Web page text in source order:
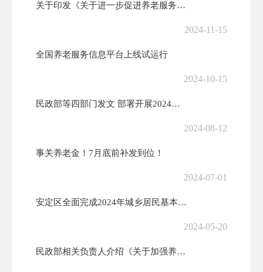
关于印发《关于进一步促进养老服务消费 提升老年人生活品质的若干措施》...
2024-11-15
全国养老服务信息平台上线试运行
2024-10-15
民政部等四部门发文 部署开展2024年全国敬老养老助老公益广告作品征...
2024-08-12
事关养老金！7月底前补发到位！
2024-07-01
安定区全面完成2024年城乡居民基本养老保险特殊困难群体首批代缴工作
2024-05-20
民政部相关负责人介绍《关于加强养老机构预收费监管的指导意见》有关情况